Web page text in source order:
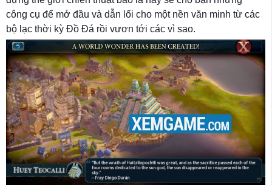
công cụ để mở đầu và dẫn lối cho một nền văn minh từ các
bộ lạc thời kỳ Đồ Đá rồi vươn tới các vì sao.